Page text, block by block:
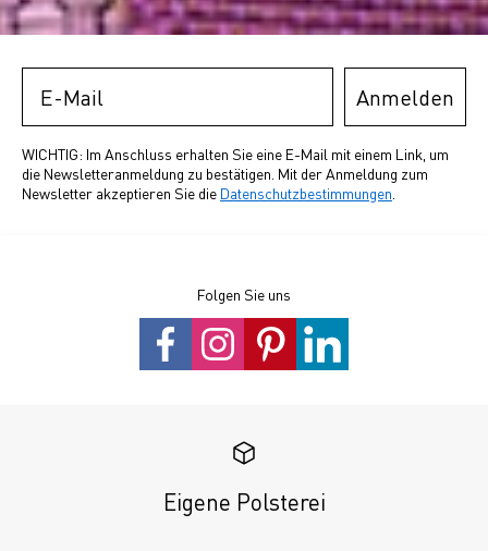
Anmelden
WICHTIG: Im Anschluss erhalten Sie eine E-Mail mit einem Link, um
die Newsletteranmeldung zu bestätigen. Mit der Anmeldung zum
Newsletter akzeptieren Sie die Datenschutzbestimmungen
Folgen Sie uns
Eigene Polsterei